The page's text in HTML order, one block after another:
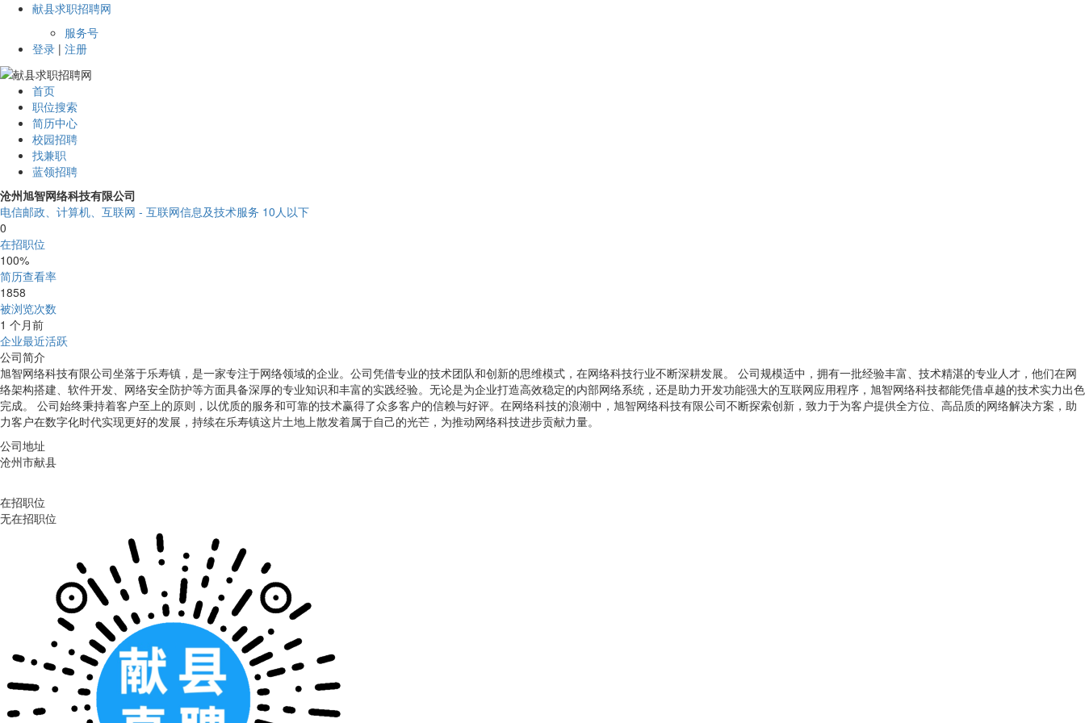
献县求职招聘网
服务号
登录 | 注册
首页
职位搜索
简历中心
校园招聘
找兼职
蓝领招聘
沧州旭智网络科技有限公司
电信邮政、计算机、互联网 - 互联网信息及技术服务 10人以下
0
在招职位
100%
简历查看率
1858
被浏览次数
1 个月前
企业最近活跃
公司简介
旭智网络科技有限公司坐落于乐寿镇，是一家专注于网络领域的企业。公司凭借专业的技术团队和创新的思维模式，在网络科技行业不断深耕发展。 公司规模适中，拥有一批经验丰富、技术精湛的专业人才，他们在网
络架构搭建、软件开发、网络安全防护等方面具备深厚的专业知识和丰富的实践经验。无论是为企业打造高效稳定的内部网络系统，还是助力开发功能强大的互联网应用程序，旭智网络科技都能凭借卓越的技术实力出色
完成。 公司始终秉持着客户至上的原则，以优质的服务和可靠的技术赢得了众多客户的信赖与好评。在网络科技的浪潮中，旭智网络科技有限公司不断探索创新，致力于为客户提供全方位、高品质的网络解决方案，助
力客户在数字化时代实现更好的发展，持续在乐寿镇这片土地上散发着属于自己的光芒，为推动网络科技进步贡献力量。
公司地址
沧州市献县
在招职位
无在招职位